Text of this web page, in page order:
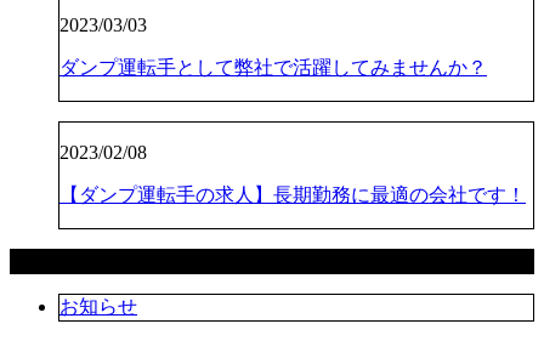
2023/03/03
ダンプ運転手として弊社で活躍してみませんか？
2023/02/08
【ダンプ運転手の求人】長期勤務に最適の会社です！
お知らせ